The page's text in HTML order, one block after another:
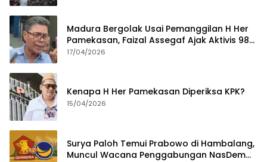
Madura Bergolak Usai Pemanggilan H Her
Pamekasan, Faizal Assegaf Ajak Aktivis 98
Bongkar Permainan KPK
17/04/2026
Kenapa H Her Pamekasan Diperiksa KPK?
15/04/2026
Surya Paloh Temui Prabowo di Hambalang,
Muncul Wacana Penggabungan NasDem